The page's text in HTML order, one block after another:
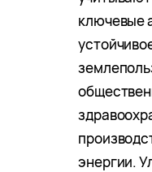
ключевые
энергии.